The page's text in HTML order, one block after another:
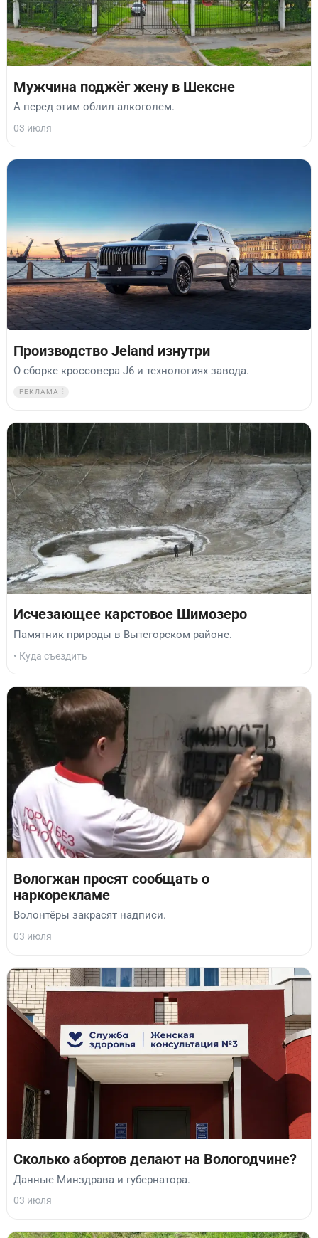
Мужчина поджёг жену в Шексне
А перед этим облил алкоголем.
03 июля
Производство Jeland изнутри
О сборке кроссовера J6 и технологиях завода.
РЕКЛАМА
Исчезающее карстовое Шимозеро
Памятник природы в Вытегорском районе.
• Куда съездить
Вологжан просят сообщать о
наркорекламе
Волонтёры закрасят надписи.
03 июля
Сколько абортов делают на Вологодчине?
Данные Минздрава и губернатора.
03 июля